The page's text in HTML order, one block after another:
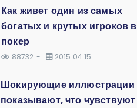
Как живет один из самых
богатых и крутых игроков в
покер
88732 2015.04.15
Шокирующие иллюстрации
показывают, что чувствуют